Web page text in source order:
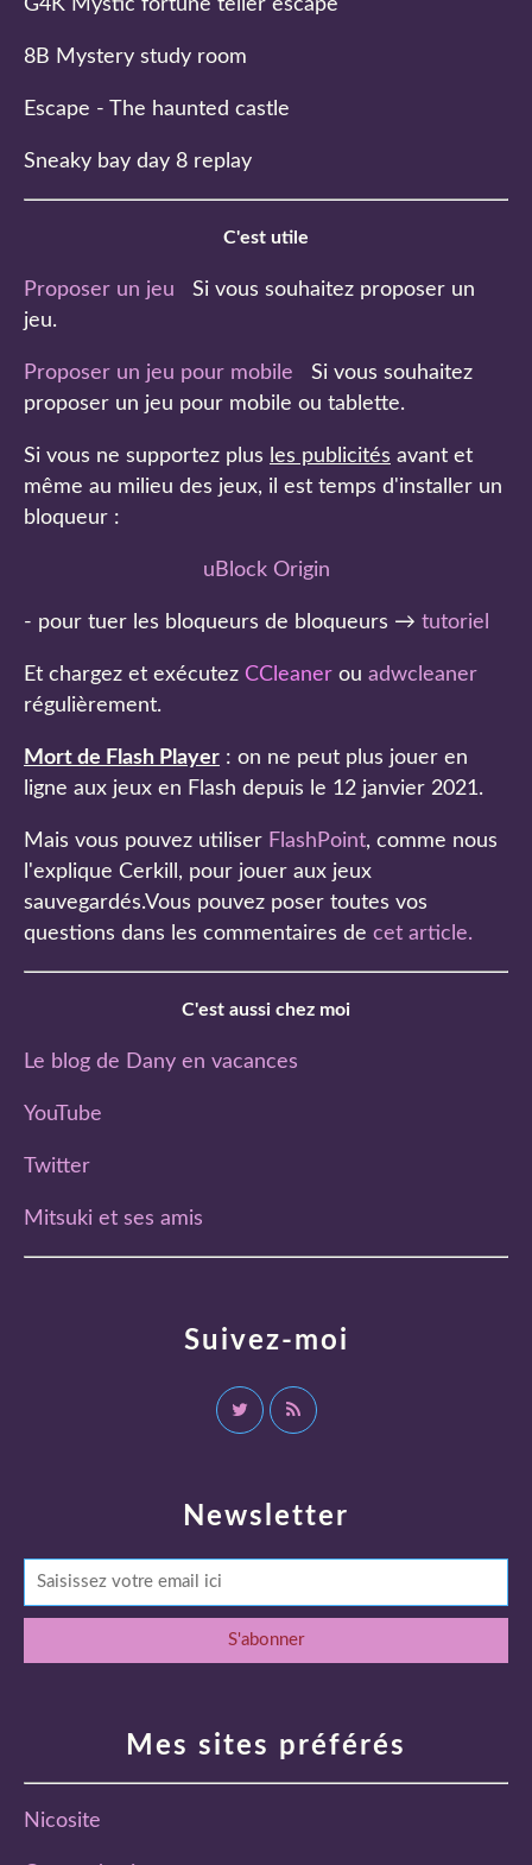
Newsletter
Suivez-moi
Mes sites préférés
Nicosite
G4K Mystic fortune teller escape
8B Mystery study room
Escape - The haunted castle
Sneaky bay day 8 replay
C'est utile
Proposer un jeu Si vous souhaitez proposer un
jeu.
Proposer un jeu pour mobile Si vous souhaitez
proposer un jeu pour mobile ou tablette.
Si vous ne supportez plus les publicités avant et
même au milieu des jeux, il est temps d'installer un
bloqueur :
uBlock Origin
- pour tuer les bloqueurs de bloqueurs → tutoriel
Et chargez et exécutez CCleaner ou adwcleaner
régulièrement.
Mort de Flash Player : on ne peut plus jouer en
ligne aux jeux en Flash depuis le 12 janvier 2021.
Mais vous pouvez utiliser FlashPoint, comme nous
l'explique Cerkill, pour jouer aux jeux
sauvegardés.Vous pouvez poser toutes vos
questions dans les commentaires de cet article.
C'est aussi chez moi
Le blog de Dany en vacances
YouTube
Twitter
Mitsuki et ses amis